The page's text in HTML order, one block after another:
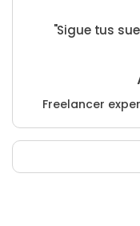
"Sigue tus
Freelancer